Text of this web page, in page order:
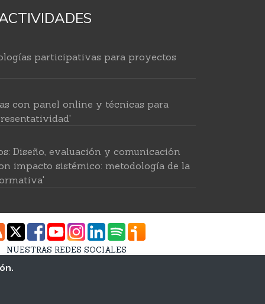
participativas para proyectos
con panel online y técnicas para
Diseño, evaluación y comunicación
impacto sistémico: metodología de la
para investigar en ciencias sociales'
NUESTRAS REDES SOCIALES